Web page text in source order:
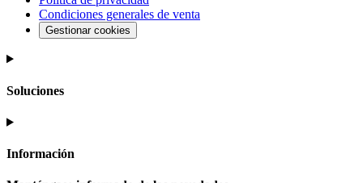
Condiciones generales de venta
Gestionar cookies
Soluciones
Información